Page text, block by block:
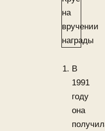
В
1991
году
она